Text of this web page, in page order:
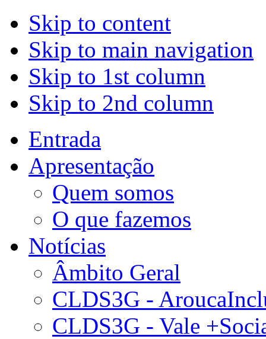
Skip to content
Skip to main navigation
Skip to 1st column
Skip to 2nd column
Entrada
Apresentação
Quem somos
O que fazemos
Notícias
Âmbito Geral
CLDS3G -
CLDS3G - Vale